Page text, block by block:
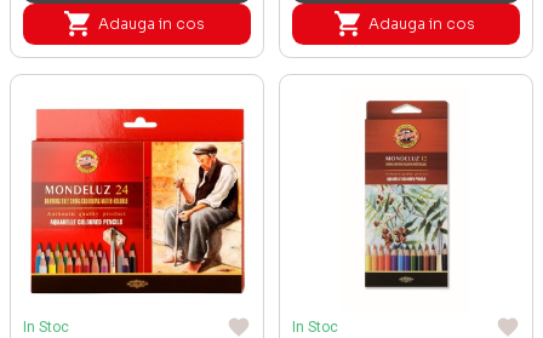
Adauga in cos Adauga in cos
In Stoc In Stoc